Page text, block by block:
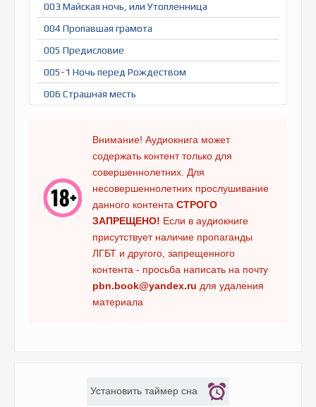
003 Майская ночь, или Утопленница
004 Пропавшая грамота
005 Предисловие
005-1 Ночь перед Рождеством
006 Страшная месть
008 Заколдованное место
Внимание! Аудиокнига может
содержать контент только для
совершеннолетних. Для
несовершеннолетних прослушивание
данного контента СТРОГО
ЗАПРЕЩЕНО! Если в аудиокниге
присутствует наличие пропаганды
ЛГБТ и другого, запрещенного
контента - просьба написать на почту
pbn.book@yandex.ru для удаления
материала
Установить таймер сна